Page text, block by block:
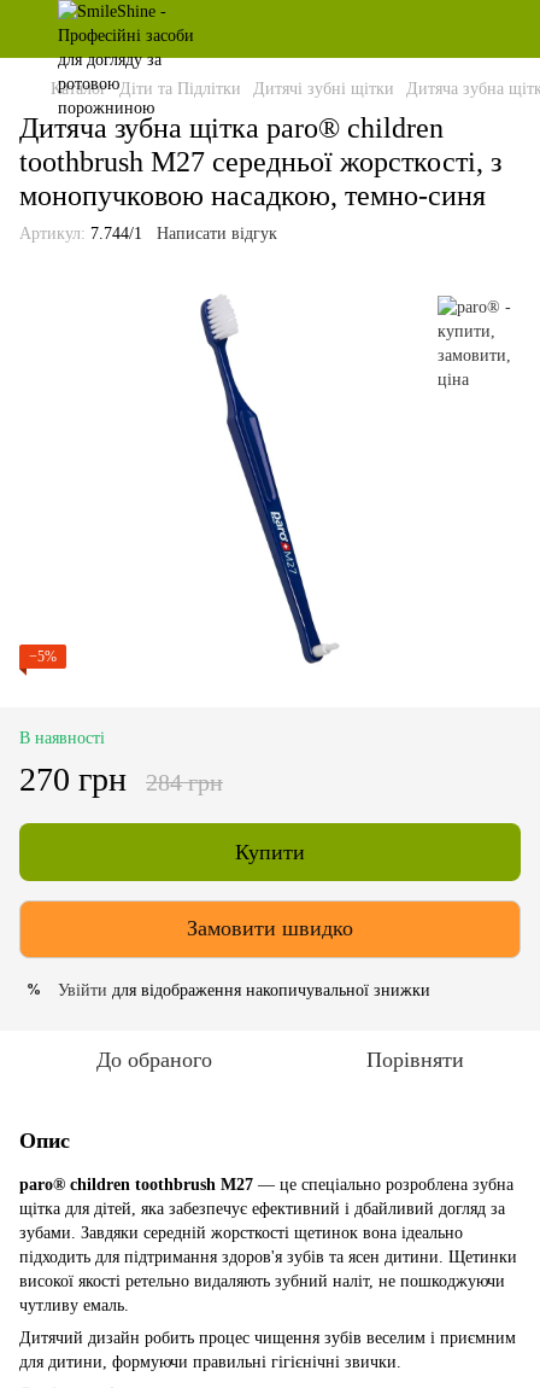
Каталог Діти та Підлітки Дитячі зубні щітки Дитяча зубна
Дитяча зубна щітка paro® children
toothbrush M27 середньої жорсткості, з
монопучковою насадкою, темно-синя
Артикул: 7.744/1 Написати відгук
−5%
В наявності
270 грн 284 грн
Купити
Замовити швидко
% Увійти для відображення накопичувальної знижки
До обраного Порівняти
Опис
paro® children toothbrush M27 — це спеціально розроблена зубна
щітка для дітей, яка забезпечує ефективний і дбайливий догляд за
зубами. Завдяки середній жорсткості щетинок вона ідеально
підходить для підтримання здоров'я зубів та ясен дитини. Щетинки
високої якості ретельно видаляють зубний наліт, не пошкоджуючи
чутливу емаль.
Дитячий дизайн робить процес чищення зубів веселим і приємним
для дитини, формуючи правильні гігієнічні звички.